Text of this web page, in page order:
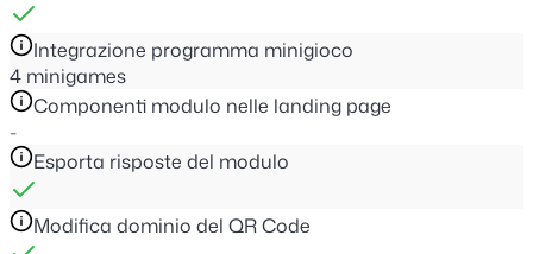
Integrazione programma minigioco
4 minigames
Componenti modulo nelle landing page
-
Esporta risposte del modulo
Modifica dominio del QR Code